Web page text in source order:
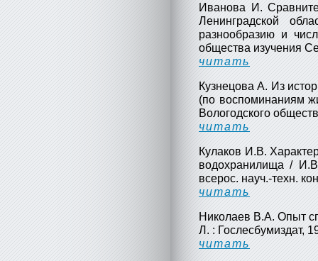
Иванова И.
Ленинградской
разнообразию и
общества изучения
читать
Кузнецова А. Из
(по воспоминаниям
Вологодского
читать
Кулаков И.В.
водохранилища /
всерос. науч.-техн.
читать
Николаев В.А. Опыт
Л. : Гослесбумиздат,
читать